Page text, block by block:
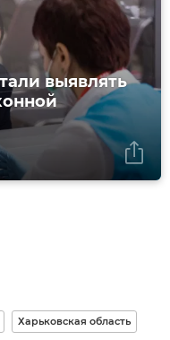
выявлять
Харьковская область